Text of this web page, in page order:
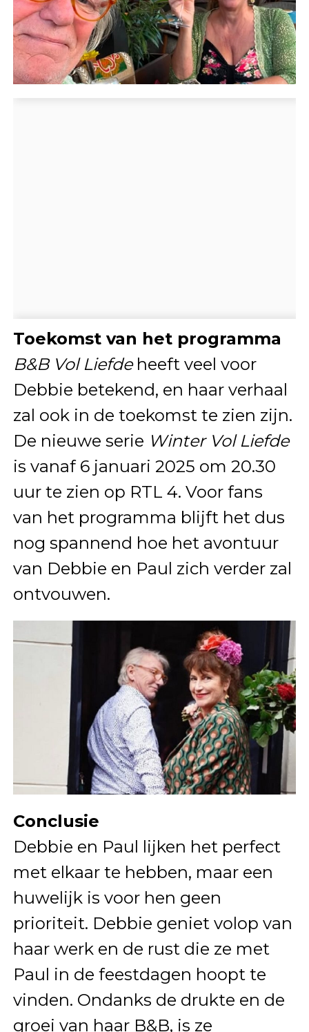
Toekomst van het programma
B&B Vol Liefdeheeft veel voor
Debbie betekend, en haar verhaal
zal ook in de toekomst te zien zijn.
De nieuwe serie Winter Vol Liefde
is vanaf 6 januari 2025 om 20.30
uur te zien op RTL 4. Voor fans
van het programma blijft het dus
nog spannend hoe het avontuur
van Debbie en Paul zich verder zal
ontvouwen.
Conclusie
Debbie en Paul lijken het perfect
met elkaar te hebben, maar een
huwelijk is voor hen geen
prioriteit. Debbie geniet volop van
haar werk en de rust die ze met
Paul in de feestdagen hoopt te
vinden. Ondanks de drukte en de
groei van haar B&B, is ze